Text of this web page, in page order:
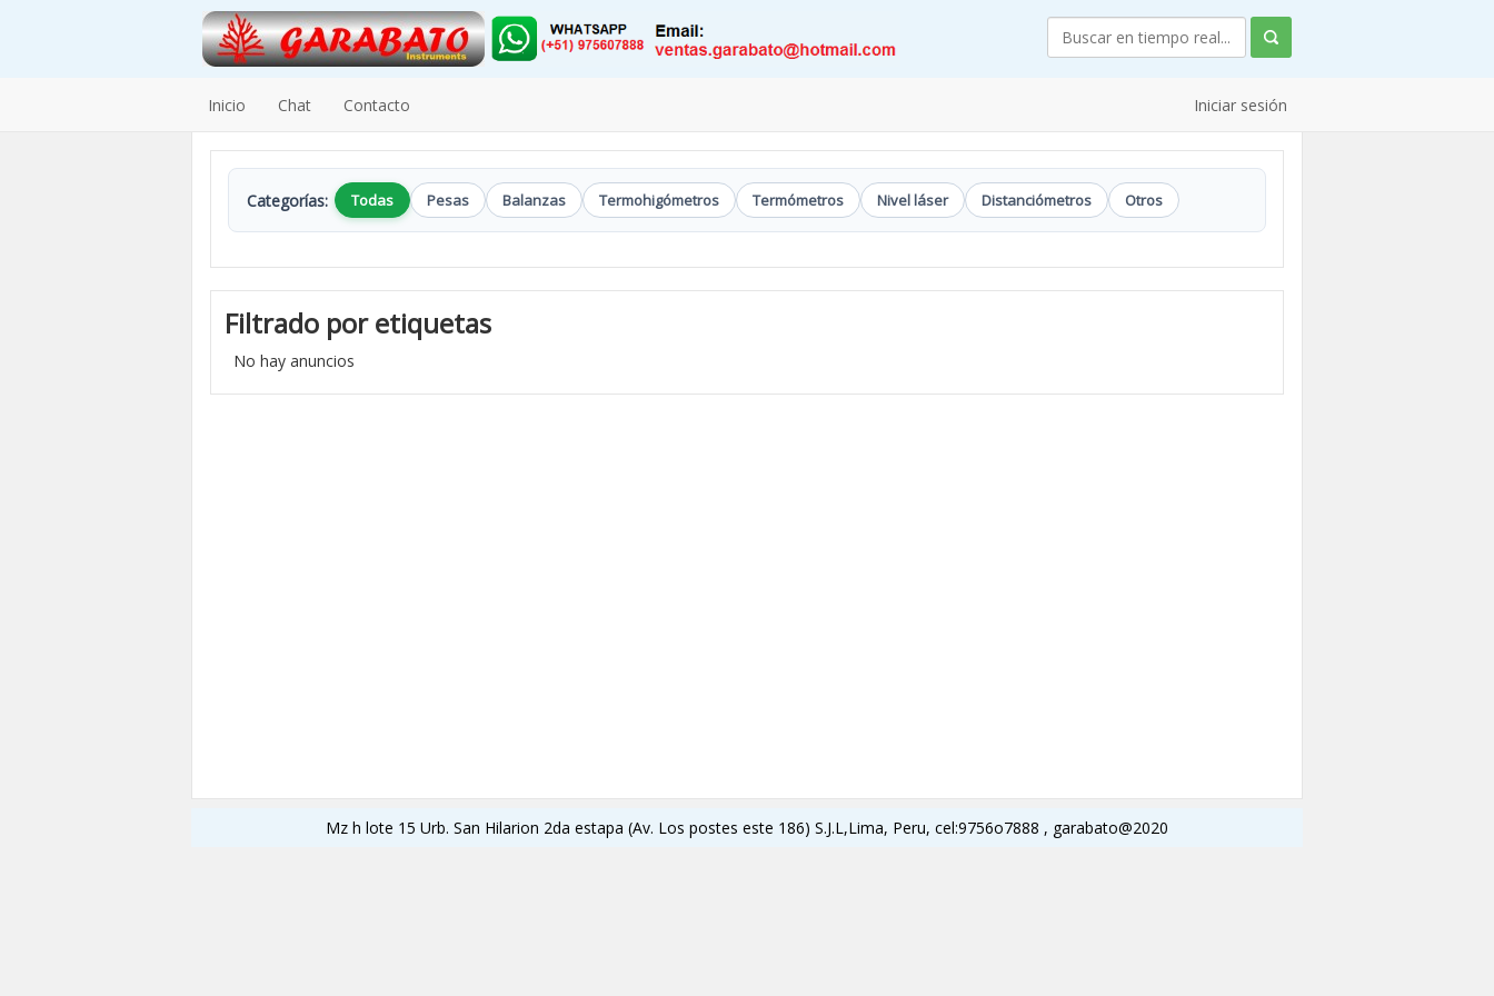
Inicio Chat Contacto Iniciar sesión
Categorías: Todas Pesas Balanzas Termohigómetros Termómetros Nivel láser Distanciómetros Otros
Filtrado por etiquetas
No hay anuncios
Mz h lote 15 Urb. San Hilarion 2da estapa (Av. Los postes este 186) S.J.L,Lima, Peru, cel:9756o7888 , garabato@2020